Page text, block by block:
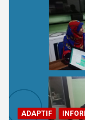
ADAPTIF